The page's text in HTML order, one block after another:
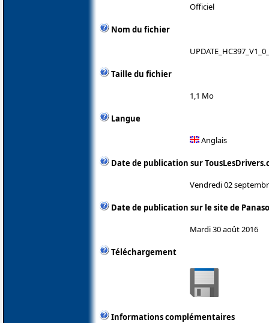
Officiel
Nom du fichier
Taille du fichier
1,1 Mo
Langue
Anglais
Date de publication sur
Vendredi 02
Date de publication sur le site de
Mardi 30 août 2016
Téléchargement
Informations complémentaires